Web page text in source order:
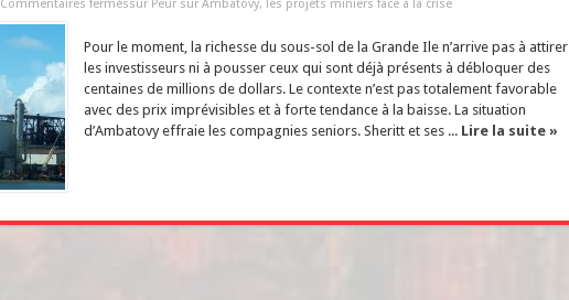
Commentaires ferméssur Peur sur Ambatovy, les projets miniers face à la crise
Pour le moment, la richesse du sous-sol de la Grande Ile n’arrive pas à attirer
les investisseurs ni à pousser ceux qui sont déjà présents à débloquer des
centaines de millions de dollars. Le contexte n’est pas totalement favorable
avec des prix imprévisibles et à forte tendance à la baisse. La situation
d’Ambatovy effraie les compagnies seniors. Sheritt et ses ... Lire la suite »